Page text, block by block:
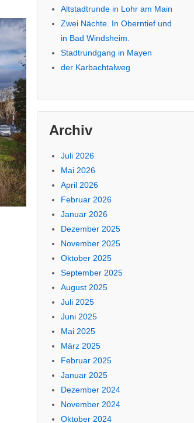
Altstadtrunde in Lohr am Main
Zwei Nächte. In Oberntief und
in Bad Windsheim.
Stadtrundgang in Mayen
der Karbachtalweg
Archiv
Juli 2026
Mai 2026
April 2026
Februar 2026
Januar 2026
Dezember 2025
November 2025
Oktober 2025
September 2025
August 2025
Juli 2025
Juni 2025
Mai 2025
März 2025
Februar 2025
Januar 2025
Dezember 2024
November 2024
Oktober 2024